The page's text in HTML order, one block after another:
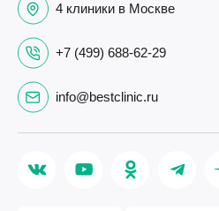
4 клиники в Москве
+7 (499) 688-62-29
info@bestclinic.ru